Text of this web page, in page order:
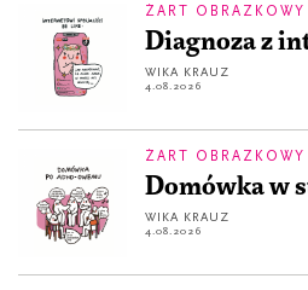
ŻART OBRAZKOWY
Diagnoza z
WIKA KRAUZ
4.08.2026
ŻART OBRAZKOWY
Domówka w
WIKA KRAUZ
4.08.2026